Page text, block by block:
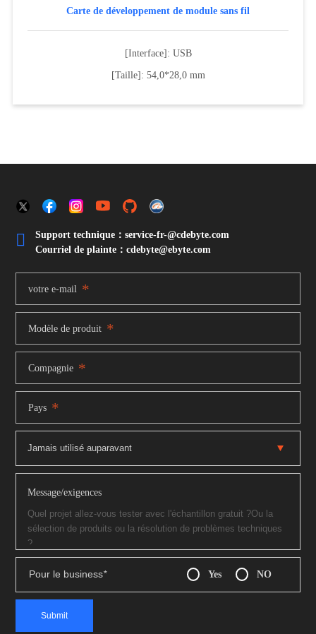
Carte de développement de module sans fil
[Interface]: USB
[Taille]: 54,0*28,0 mm

Support technique：service-fr-@cdebyte.com
Courriel de plainte：cdebyte@ebyte.com
votre e-mail *
Modèle de produit *
Compagnie *
Pays *
Message/exigences
Pour le business* Yes NO